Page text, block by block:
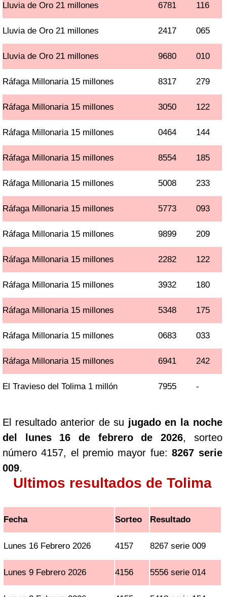
Lluvia de Oro 21 millones 6781 116
Lluvia de Oro 21 millones 2417 065
Lluvia de Oro 21 millones 9680 010
Ráfaga Millonaria 15 millones 8317 279
Ráfaga Millonaria 15 millones 3050 122
Ráfaga Millonaria 15 millones 0464 144
Ráfaga Millonaria 15 millones 8554 185
Ráfaga Millonaria 15 millones 5008 233
Ráfaga Millonaria 15 millones 5773 093
Ráfaga Millonaria 15 millones 9899 209
Ráfaga Millonaria 15 millones 2282 122
Ráfaga Millonaria 15 millones 3932 180
Ráfaga Millonaria 15 millones 5348 175
Ráfaga Millonaria 15 millones 0683 033
Ráfaga Millonaria 15 millones 6941 242
El Travieso del Tolima 1 millón 7955 -
El resultado anterior de su jugado en la noche
del lunes 16 de febrero de 2026, sorteo
número 4157, el premio mayor fue:8267 serie
009.
Ultimos resultados de Tolima
Fecha Sorteo Resultado
Lunes 16 Febrero 2026 4157 8267 serie 009
Lunes 9 Febrero 2026 4156 5556 serie 014